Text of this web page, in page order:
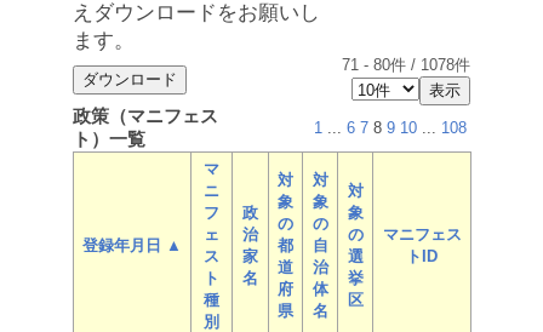
えダウンロードをお願いし
ます。
71 - 80件 / 1078件
政策（マニフェス
ト）一覧
1 ... 6 7 8 9 10 ... 108
登録年月日 ▲
マ
ニ
フ
ェ
ス
ト
種
別
政
治
家
名
対
象
の
都
道
府
県
対
象
の
自
治
体
名
対
象
の
選
挙
区
マニフェス
トID